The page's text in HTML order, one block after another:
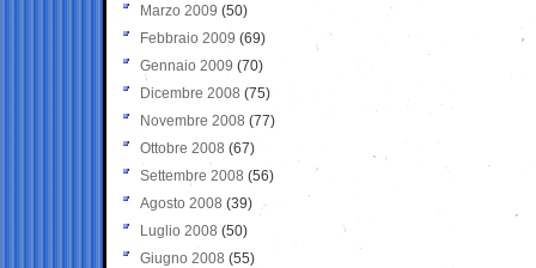
Marzo 2009 (50)
Febbraio 2009 (69)
Gennaio 2009 (70)
Dicembre 2008 (75)
Novembre 2008 (77)
Ottobre 2008 (67)
Settembre 2008 (56)
Agosto 2008 (39)
Luglio 2008 (50)
Giugno 2008 (55)